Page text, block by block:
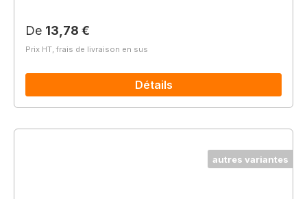
Prix régulier :
De 13,78 €
Prix HT, frais de livraison en sus
Détails
autres variantes